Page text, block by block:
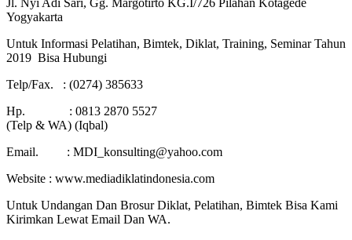
Jl. Nyi Adi Sari, Gg. Margotirto KG.I/726 Pilahan Kotagede
Yogyakarta
Untuk Informasi Pelatihan, Bimtek, Diklat, Training, Seminar Tahun
2019 Bisa Hubungi
Telp/Fax. : (0274) 385633
Hp. : 0813 2870 5527
(Telp & WA) (Iqbal)
Email. : MDI_konsulting@yahoo.com
Website : www.mediadiklatindonesia.com
Untuk Undangan Dan Brosur Diklat, Pelatihan, Bimtek Bisa Kami
Kirimkan Lewat Email Dan WA.